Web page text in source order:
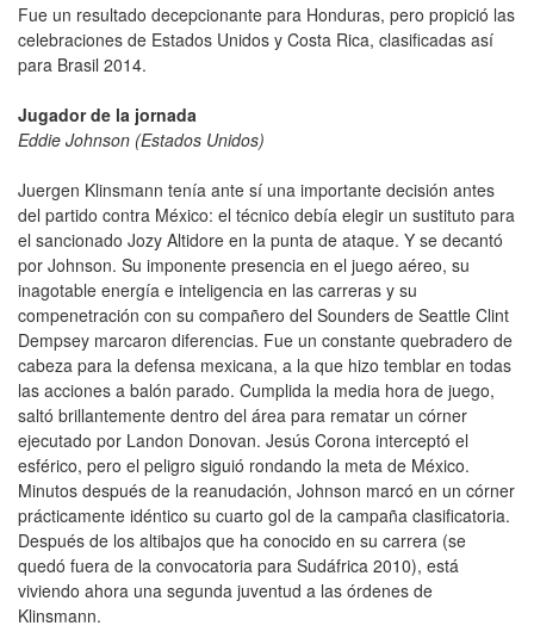
Fue un resultado decepcionante para Honduras, pero propició las
celebraciones de Estados Unidos y Costa Rica, clasificadas así
para Brasil 2014.
Jugador de la jornada
Eddie Johnson (Estados Unidos)
Juergen Klinsmann tenía ante sí una importante decisión antes
del partido contra México: el técnico debía elegir un sustituto para
el sancionado Jozy Altidore en la punta de ataque. Y se decantó
por Johnson. Su imponente presencia en el juego aéreo, su
inagotable energía e inteligencia en las carreras y su
compenetración con su compañero del Sounders de Seattle Clint
Dempsey marcaron diferencias. Fue un constante quebradero de
cabeza para la defensa mexicana, a la que hizo temblar en todas
las acciones a balón parado. Cumplida la media hora de juego,
saltó brillantemente dentro del área para rematar un córner
ejecutado por Landon Donovan. Jesús Corona interceptó el
esférico, pero el peligro siguió rondando la meta de México.
Minutos después de la reanudación, Johnson marcó en un córner
prácticamente idéntico su cuarto gol de la campaña clasificatoria.
Después de los altibajos que ha conocido en su carrera (se
quedó fuera de la convocatoria para Sudáfrica 2010), está
viviendo ahora una segunda juventud a las órdenes de
Klinsmann.